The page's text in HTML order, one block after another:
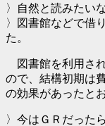
〉自然と読みたい
〉図書館などで借
た。
図書館を利用さ
ので、結構初期は
の効果があったと
〉今はＧＲだった